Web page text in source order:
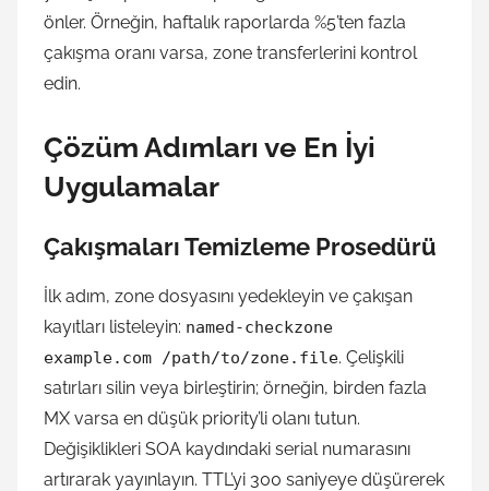
önler. Örneğin, haftalık raporlarda %5’ten fazla
çakışma oranı varsa, zone transferlerini kontrol
edin.
Çözüm Adımları ve En İyi
Uygulamalar
Çakışmaları Temizleme Prosedürü
İlk adım, zone dosyasını yedekleyin ve çakışan
kayıtları listeleyin: named-checkzone
example.com /path/to/zone.file. Çelişkili
satırları silin veya birleştirin; örneğin, birden fazla
MX varsa en düşük priority’li olanı tutun.
Değişiklikleri SOA kaydındaki serial numarasını
artırarak yayınlayın. TTL’yi 300 saniyeye düşürerek